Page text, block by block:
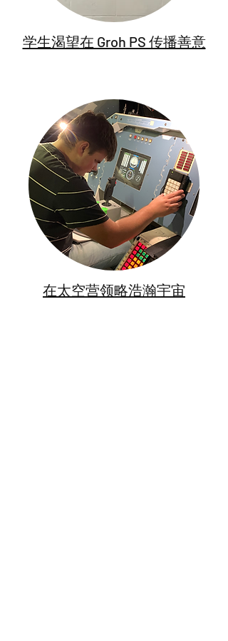
学生渴望在 Groh PS 传播善意
在太空营领略浩瀚宇宙